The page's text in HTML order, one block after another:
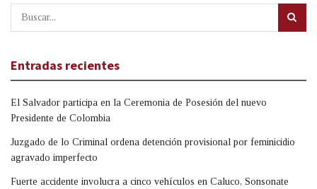
Entradas recientes
El Salvador participa en la Ceremonia de Posesión del nuevo
Presidente de Colombia
Juzgado de lo Criminal ordena detención provisional por feminicidio
agravado imperfecto
Fuerte accidente involucra a cinco vehículos en Caluco, Sonsonate